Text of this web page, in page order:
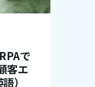
で
客エ
）